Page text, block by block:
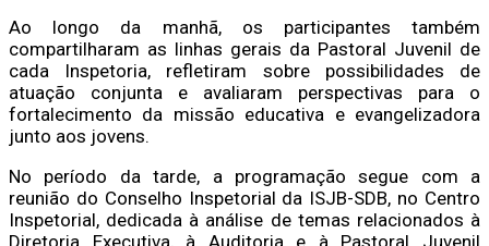
Ao longo da manhã, os participantes também
compartilharam as linhas gerais da Pastoral Juvenil de
cada Inspetoria, refletiram sobre possibilidades de
atuação conjunta e avaliaram perspectivas para o
fortalecimento da missão educativa e evangelizadora
junto aos jovens.
No período da tarde, a programação segue com a
reunião do Conselho Inspetorial da ISJB-SDB, no Centro
Inspetorial, dedicada à análise de temas relacionados à